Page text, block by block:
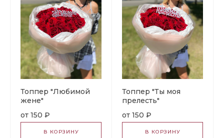
Топпер "Любимой
жене"
150 ₽
В КОРЗИНУ
Топпер "Ты моя
прелесть"
150 ₽
В КОРЗИНУ